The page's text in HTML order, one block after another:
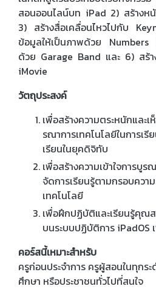
สอนออนไลน์บท iPad 2) สร้างห
3) สร้างสื่อเคลื่อนไหวไปกับ
ข้อมูลให้เป็นภาพด้วย Numbers
ด้วย Garage Band และ 6) สร้า
iMovie
วัตถุประสงค์
เพื่อสร้างความตระหนักและ
รณาการเทคโนโลยีในการเ
เรียนในยุคดิจิทับ
เพื่อสร้างความเข้าใจการบูร
จัดการเรียนรู้ตามกรอบควา
เทคโนโลยี
เพื่อฝึกปฏิบัติและเรียนรู้คุ
บนระบบปฏิบัติการ iPadOS
คอร์สนี้เหมาะสำหรับ
ครูก่อนประจำการ ครูผู้สอนในทุกร
ศึกษา หรือประชาชนทั่วไปที่สนใจ